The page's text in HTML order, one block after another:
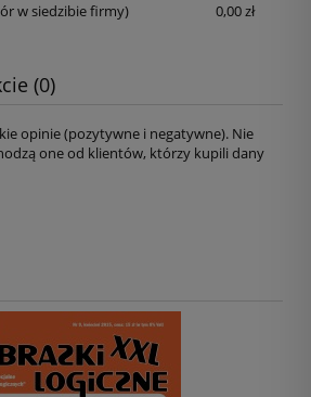
w siedzibie firmy) 0,00 zł
(0)
opinie (pozytywne i negatywne). Nie
one od klientów, którzy kupili dany